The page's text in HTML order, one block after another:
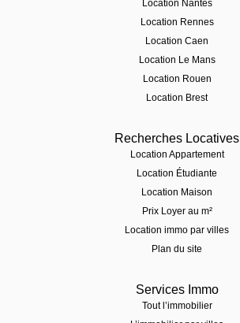
Location Nantes
Location Rennes
Location Caen
Location Le Mans
Location Rouen
Location Brest
Recherches Locatives
Location Appartement
Location Étudiante
Location Maison
Prix Loyer au m²
Location immo par villes
Plan du site
Services Immo
Tout l’immobilier